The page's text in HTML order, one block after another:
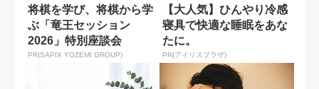
将棋を学び、将棋から学
ぶ「竜王セッション
2026」特別座談会
PR(SAPIX YOZEMI GROUP)
【大人気】ひんやり冷感
寝具で快適な睡眠をあな
たに。
PR(アイリスプラザ)